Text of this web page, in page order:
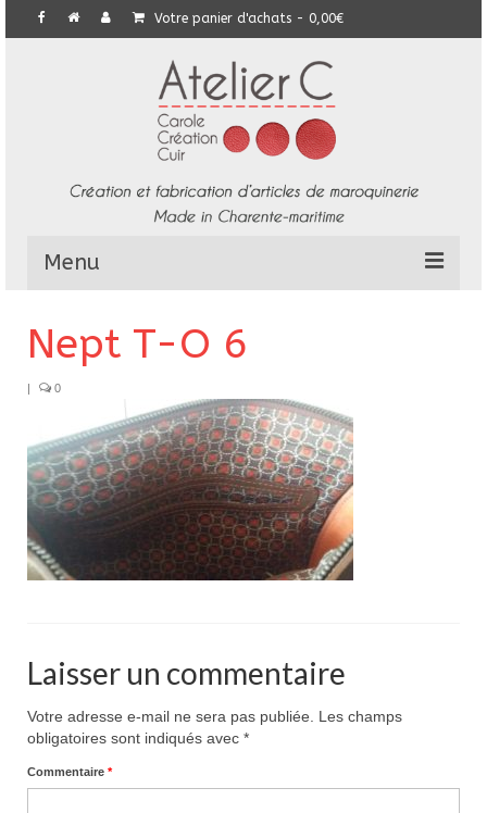
Votre panier d'achats - 0,00€
Menu
Collection
Commandes particulières
E-Boutique
Pour acheter
Nept T-O 6
| 0
Laisser un commentaire
Votre adresse e-mail ne sera pas publiée.
Les champs
obligatoires sont indiqués avec *
Commentaire *